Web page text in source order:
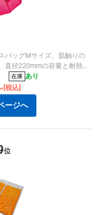
バッグMサイズ。肌触りの
直径220mmの容量と耐熱温
在庫 あり
[税込]
ージへ
位